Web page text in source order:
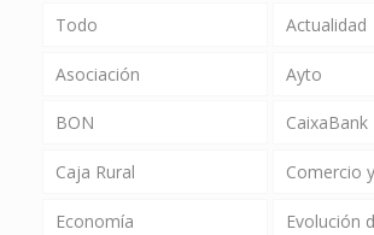
Todo Actualidad
Asociación Ayto
BON CaixaBank
Caja Rural Comercio
Economía Evolución